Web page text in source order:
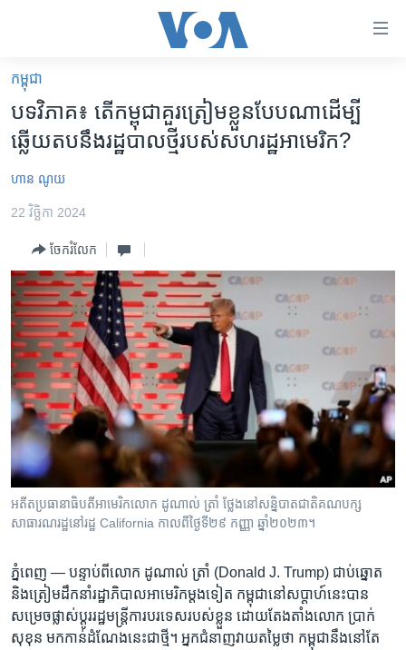
គេហទំព័រ​
ទាក់ទង
រំលង​
និង​
ទំព័រ​
ម្តង
រំលង​
និង​
ចូល​
ទៅ​
ទំព័រ​
រចនា
សម្ព័ន្ធ​
រំលង​
និង​
ចូល​
ទៅ​
ទំព័រ​
ស្វែង​
កម្ពុជា
អន្តរជាតិ
ហេឡូវីអូអេ
កម្ពុជាច្នៃប្រតិដ្ឋ
ព្រឹត្តិការណ៍ព័ត៌មាន
ទូរទស្សន៍ / វីដេអូ​
វិទ្យុ / ផតខាសថ៍
កម្មវិធីទាំងអស់
Khmer English
បណ្តាញ​សង្គម
ភាសា
កម្ពុជា
បទវិភាគ៖ តើកម្ពុជាគួរត្រៀមខ្លួនបែបណាដើម្បី
ឆ្លើយតបនឹងរដ្ឋបាលថ្មីរបស់សហរដ្ឋ​អាមេរិក?
ហាន ណូយ
22 វិច្ឆិកា 2024
ចែករំលែក
អតីតប្រធានាធិបតី​អាមេរិកលោក ដូណាល់ ត្រាំ ថ្លែងនៅ​សន្និបាតជាតិគណបក្ស​
សាធារណរដ្ឋ​នៅរដ្ឋ California កាលពីថ្ងៃទី២៩ កញ្ញា ឆ្នាំ២០២៣។
ភ្នំពេញ — បន្ទាប់ពី​លោក​ ដូណាល់ ត្រាំ​ (Donald J. Trum​p) ជាប់​ឆ្នោត
និង​ត្រៀម​ដឹកនាំ​រដ្ឋាភិបាល​អាមេរិក​ម្តងទៀត​ កម្ពុជា​នៅ​សប្តាហ៍​នេះបាន​
សម្រេច​ផ្លាស់ប្តូរ​រដ្ឋមន្ត្រី​ការបរទេស​របស់ខ្លួន​ ដោយ​តែងតាំងលោក​ ប្រាក់​
សុខុន​ មក​កាន់​ដំណែង​នេះ​ជាថ្មី​។ អ្នកជំនាញ​វាយតម្លៃ​ថា កម្ពុជា​នឹង​នៅ​តែ​